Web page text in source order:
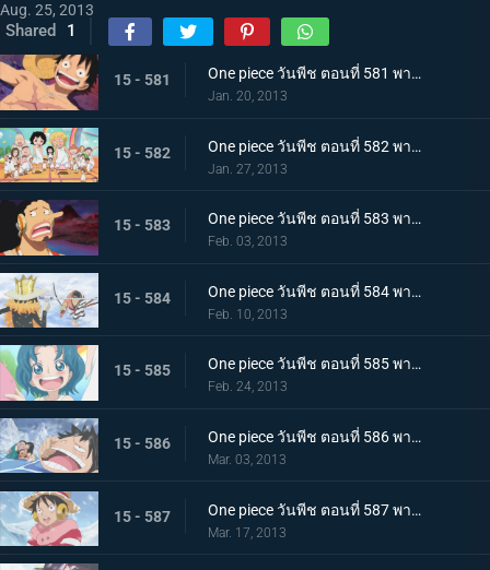
Aug. 25, 2013
Shared 1
15 - 581 One piece วันพีช ตอนที่ 581 พากย์ไทย กลุ่มหมวกฟางโกลาหล! ซามูไรมีแต่หัวปรากฏตัว!
Jan. 20, 2013
15 - 582 One piece วันพีช ตอนที่ 582 พากย์ไทย ตะลึง! ความลับของเกาะที่กระจ่างชัดในที่สุด
Jan. 27, 2013
15 - 583 One piece วันพีช ตอนที่ 583 พากย์ไทย ช่วยเหลือพวกเด็กๆ! สงครามพวกพ้อง เปิดฉาก
Feb. 03, 2013
15 - 584 One piece วันพีช ตอนที่ 584 พากย์ไทย การต่อสู้ด้วยดาบ บรู๊ค ปะทะ ลำตัวซามูไรปริศนา
Feb. 10, 2013
15 - 585 One piece วันพีช ตอนที่ 585 พากย์ไทย เจ็ดเทพโจรสลัด! ทราฟัลการ์ ลอว์
Feb. 24, 2013
15 - 586 One piece วันพีช ตอนที่ 586 พากย์ไทย วิกฤติครั้งใหญ่ ลูฟี่จมทะเลสาบหนาวจัด
Mar. 03, 2013
15 - 587 One piece วันพีช ตอนที่ 587 พากย์ไทย ปะทะรุนแรง! ลอว์ ปะทะ พลเรือโทสโมคเกอร์
Mar. 17, 2013